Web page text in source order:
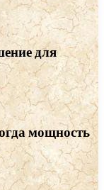
для
мощность